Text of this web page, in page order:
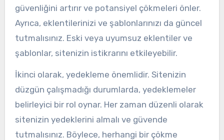
güvenliğini artırır ve potansiyel çökmeleri önler.
Ayrıca, eklentilerinizi ve şablonlarınızı da güncel
tutmalısınız. Eski veya uyumsuz eklentiler ve
şablonlar, sitenizin istikrarını etkileyebilir.
İkinci olarak, yedekleme önemlidir. Sitenizin
düzgün çalışmadığı durumlarda, yedeklemeler
belirleyici bir rol oynar. Her zaman düzenli olarak
sitenizin yedeklerini almalı ve güvende
tutmalısınız. Böylece, herhangi bir çökme